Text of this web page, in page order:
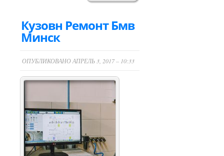
Кузовн Ремонт Бмв
Минск
ОПУБЛИКОВАНО АПРЕЛЬ 3, 2017 – 10:33